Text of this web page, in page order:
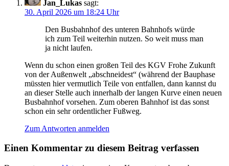
Jan_Lukas sagt:
30. April 2026 um 18:24 Uhr
Den Busbahnhof des unteren Bahnhofs würde
ich zum Teil weiterhin nutzen. So weit muss man
ja nicht laufen.
Wenn du schon einen großen Teil des KGV Frohe Zukunft
von der Außenwelt „abschneidest“ (während der Bauphase
müssten hier vermutlich Teile von entfallen, dann kannst du
an dieser Stelle auch innerhalb der langen Kurve einen neuen
Busbahnhof vorsehen. Zum oberen Bahnhof ist das sonst
schon ein sehr ordentlicher Fußweg.
Zum Antworten anmelden
Einen Kommentar zu diesem Beitrag verfassen